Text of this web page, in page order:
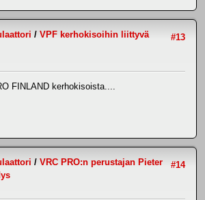
#13
/ VPF kerhokisoihin liittyvä
FINLAND kerhokisoista....
#14
/ VRC PRO:n perustajan Pieter